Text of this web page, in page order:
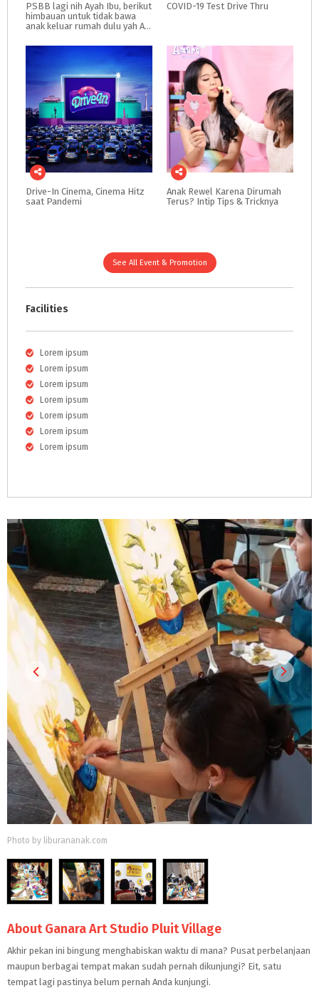
PSBB lagi nih Ayah Ibu, berikut
himbauan untuk tidak bawa
anak keluar rumah dulu yah Ayah Ibu
COVID-19 Test Drive Thru
Drive-In Cinema, Cinema Hitz
saat Pandemi
Anak Rewel Karena Dirumah
Terus? Intip Tips & Tricknya
See All Event & Promotion
Facilities
Lorem ipsum
Lorem ipsum
Lorem ipsum
Lorem ipsum
Lorem ipsum
Lorem ipsum
Lorem ipsum
Photo by liburananak.com
About Ganara Art Studio Pluit Village
Akhir pekan ini bingung menghabiskan waktu di mana? Pusat perbelanjaan
maupun berbagai tempat makan sudah pernah dikunjungi? Eit, satu
tempat lagi pastinya belum pernah Anda kunjungi.